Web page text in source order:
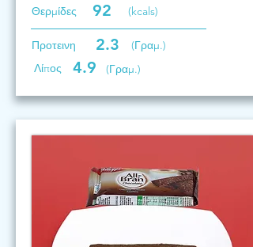
Θερμίδες 92 (kcals)
Προτεινη 2.3
(Γραμ.)
Λίπος
4.9 (Γραμ.)